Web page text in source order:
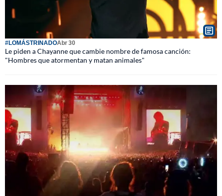
#LOMÁSTRINADOAbr 30
Le piden a Chayanne que cambie nombre de famosa canción:
"Hombres que atormentan y matan animales"